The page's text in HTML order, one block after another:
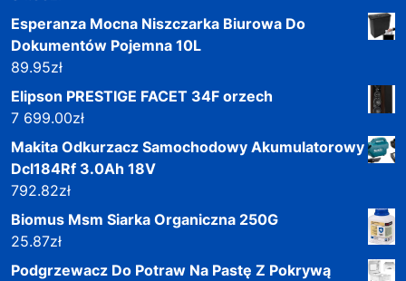
Esperanza Mocna Niszczarka Biurowa Do
Dokumentów Pojemna 10L
89.95zł
Elipson PRESTIGE FACET 34F orzech
7 699.00zł
Makita Odkurzacz Samochodowy Akumulatorowy
Dcl184Rf 3.0Ah 18V
792.82zł
Biomus Msm Siarka Organiczna 250G
25.87zł
Podgrzewacz Do Potraw Na Pastę Z Pokrywą